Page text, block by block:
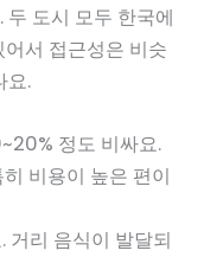
도시 모두 한국에
서 접근성은 비슷
요.
정도 비싸요.
비용이 높은 편이
거리 음식이 발달되